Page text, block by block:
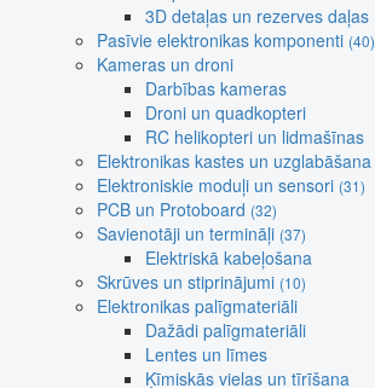
3D detaļas un rezerves daļas
Pasīvie elektronikas komponenti (40)
Kameras un droni
Darbības kameras
Droni un quadkopteri
RC helikopteri un lidmašīnas
Elektronikas kastes un uzglabāšana
Elektroniskie moduļi un sensori (31)
PCB un Protoboard (32)
Savienotāji un termināļi (37)
Elektriskā kabeļošana
Skrūves un stiprinājumi (10)
Elektronikas palīgmateriāli
Dažādi palīgmateriāli
Lentes un līmes
Ķīmiskās vielas un tīrīšana